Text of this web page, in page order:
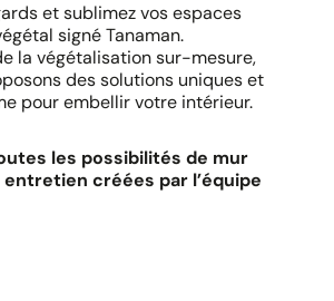
et sublimez vos espaces
signé Tanaman.
la végétalisation sur-mesure,
des solutions uniques et
pour embellir votre intérieur.
les possibilités de mur
créées par l’équipe